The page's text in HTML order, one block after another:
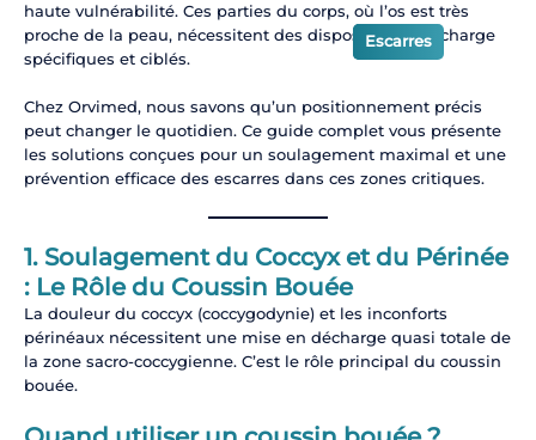
Santé
Escarres
haute vulnérabilité. Ces parties du corps, où l’os est très
proche de la peau, nécessitent des dispositifs de décharge
spécifiques et ciblés.
Chez Orvimed, nous savons qu’un positionnement précis
peut changer le quotidien. Ce guide complet vous présente
les solutions conçues pour un soulagement maximal et une
prévention efficace des escarres dans ces zones critiques.
1. Soulagement du Coccyx et du Périnée
: Le Rôle du Coussin Bouée
La douleur du coccyx (coccygodynie) et les inconforts
périnéaux nécessitent une mise en décharge quasi totale de
la zone sacro-coccygienne. C’est le rôle principal du coussin
bouée.